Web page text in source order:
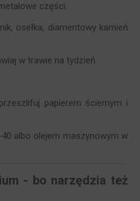
części.
osełka, diamentowy kamień
w trawie na tydzień.
papierem ściernym i
albo olejem maszynowym w
- bo narzędzia też